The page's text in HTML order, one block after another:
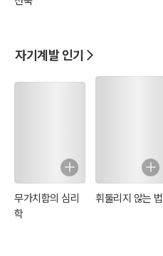
자기계발 인기
무가치함의 심리
학
휘둘리지 않는 법